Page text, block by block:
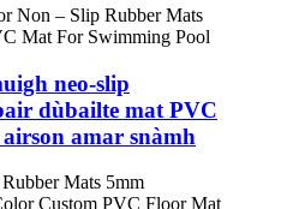
neo-slip
dùbailte mat PVC
amar snàmh